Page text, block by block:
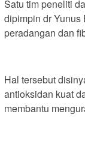
Satu tim peneliti
dipimpin dr Yunus
peradangan dan
Hal tersebut
antioksidan kuat
membantu